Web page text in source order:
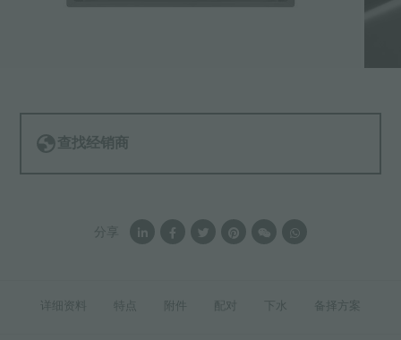
详细资料 特点 附件 配对 下水 备择方案
查找经销商
分享